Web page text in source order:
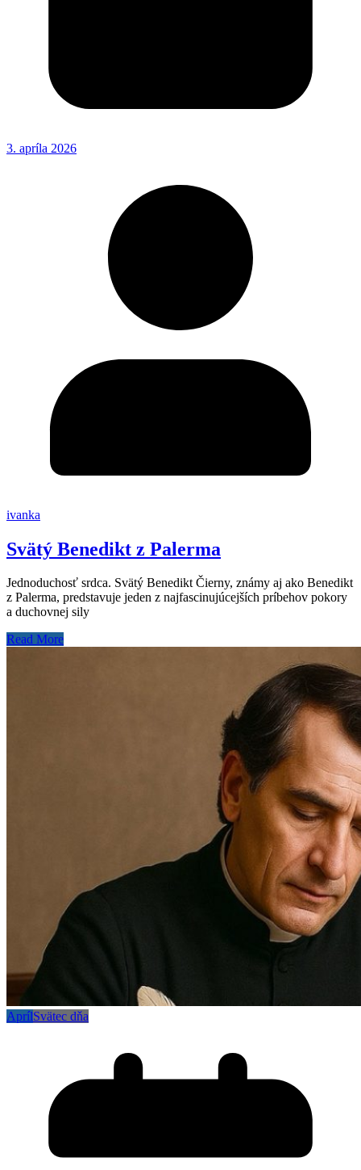
3. apríla 2026
ivanka
Svätý Benedikt z Palerma
Jednoduchosť srdca. Svätý Benedikt Čierny, známy aj ako Benedikt
z Palerma, predstavuje jeden z najfascinujúcejších príbehov pokory
a duchovnej sily
Read More
AprílSvätec dňa